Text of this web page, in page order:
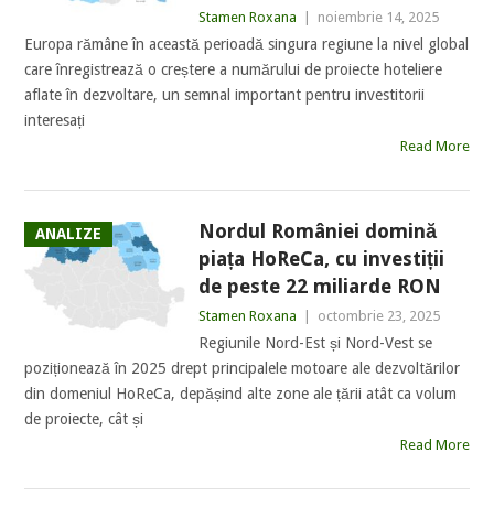
Stamen Roxana noiembrie 14, 2025
Europa rămâne în această perioadă singura regiune la nivel global
care înregistrează o creștere a numărului de proiecte hoteliere
aflate în dezvoltare, un semnal important pentru investitorii
interesați
Read More
ANALIZE
Nordul României domină
piața HoReCa, cu investiții
de peste 22 miliarde RON
Stamen Roxana octombrie 23, 2025
Regiunile Nord-Est și Nord-Vest se
poziționează în 2025 drept principalele motoare ale dezvoltărilor
din domeniul HoReCa, depășind alte zone ale țării atât ca volum
de proiecte, cât și
Read More